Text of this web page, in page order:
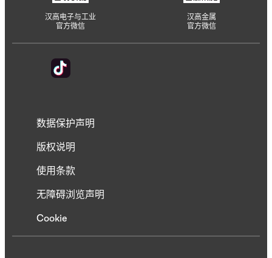
汉高电子与工业
官方微信
汉高金属
官方微信
数据保护声明
版权说明
使用条款
无障碍浏览声明
Cookie